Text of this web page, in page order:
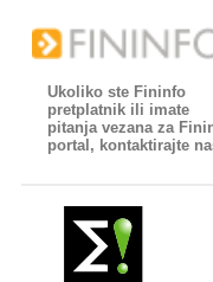
Ukoliko ste Fininfo
pretplatnik ili imate
pitanja vezana za
portal, kontaktirajte